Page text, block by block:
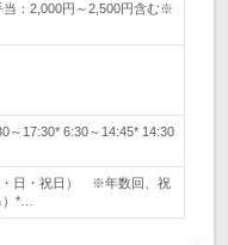
：2,000円～2,500円含む※
～17:30* 6:30～14:45* 14:30
・日・祝日） ※年数回、祝
*…